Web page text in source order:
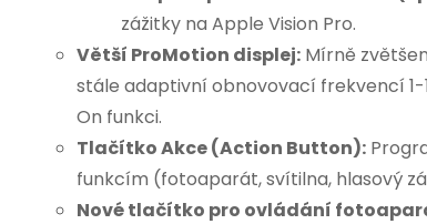
zážitky na Apple Vision Pro.
Větší ProMotion displej: Mírně
stále adaptivní obnovovací frekvencí
On funkci.
Tlačítko Akce (Action Button):
funkcím (fotoaparát, svítilna, hlasový
Nové tlačítko pro ovládání